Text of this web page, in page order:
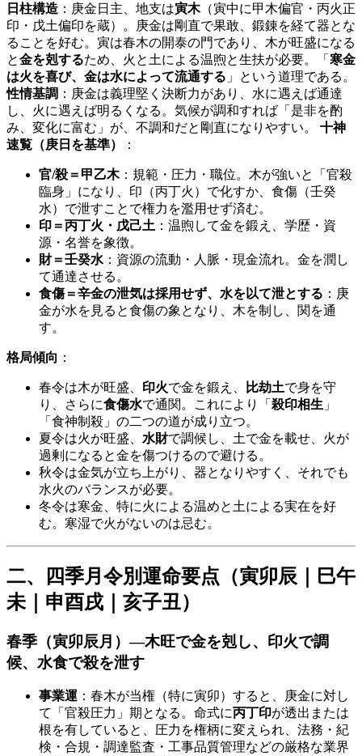
日柱構造 ：庚金日主、地支は寅木（寅中に甲木偏官・丙火正
印・戊土偏印を蔵）。庚金は剛直で果敢、鍛錬を経て器とな
ることを好む。寅は春木の開泰の門であり、木が旺盛になる
と金を剋するため、火と土による温煦と生扶が必要。「 寒金
は火を喜び、金は水によって流通する 」という道理である。
性情基調 ：庚金は義理堅く決断力があり、水に遇えば通達
し、火に遇えば明るくなる。気候が調和すれば「是非を酌
み、変化に富む」が、不調和だと剛直になりやすい。 十神
速覧（庚日を基準）
：
官/殺＝甲乙木：規範・圧力・職位。木が強いと「官殺
臨身」になり、印（丙丁火）で化すか、食傷（壬癸
水）で泄すことで権力を濫用せず済む。
印＝丙丁火・戊己土 ：温煦して金を鍛え、学歴・資
源・名誉を象徴。
財＝壬癸水 ：資源の流動・人脈・現金流れ。金を潤し
て通達させる。
食傷＝辛金の泄気は採用せず、水を以て泄とする ：庚
金が水を見ると食傷の象となり、木を制し、関を通
す。
格局傾向 ：
春令は木が旺盛、 印火で金を鍛え、 比劫土で身を守
り、さらに食傷水で通関。これにより「 殺印相生 」
「食神制殺」の二つの道が成り立つ。
夏令は火が旺盛、 水財で調候し、土で金を載せ、火が
過剰になると金を傷つけるので避ける。
秋令は金気が立ち上がり、器となりやすく、それでも
水火のバランスが必要。
冬令は寒金、特に火による温めと土による実在を好
む。寒湿で火がないのは忌む。
二、四季月令別運命要点（寅卯辰｜巳午
未｜申酉戌｜亥子丑）
春季（寅卯辰月）—木旺で金を剋し、 印火で調
候、 水食で殺を泄す
事業運 ：春木が当権（特に寅卯）すると、庚金に対し
て「官殺圧力」期となる。命式に丙丁印が透出または
根を有していると、圧力を権柄に変えられ、法務・紀
検・合規・調達監査・工事品質管理などの厳格な業界